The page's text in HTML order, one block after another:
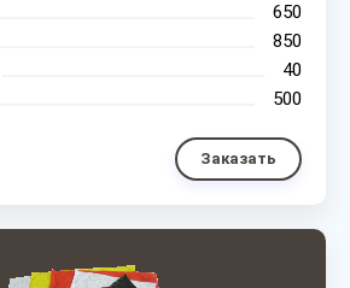
650
850
40
500
Заказать